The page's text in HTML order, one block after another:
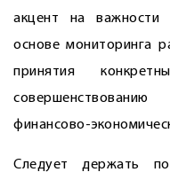
акцент на важности
основе мониторинга
принятия
финансово-
Следует держать